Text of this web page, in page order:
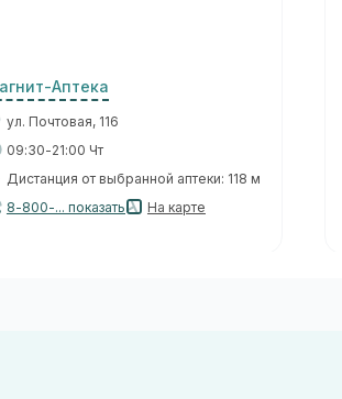
Аптека
ул. Почтовая, 116
09:30-21:00 Чт
Дистанция от выбранной аптеки: 118 м
8-800-... показать
На карте